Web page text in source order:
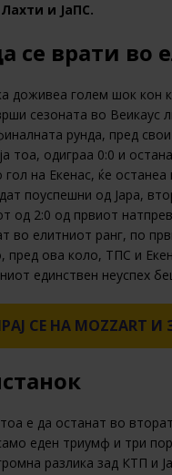
и ЈаПС.
се врати во
голем шок кон
сезоната во
рунда, пред
тоа, одиграа 0:0 и
на Екенас, ќе
поуспешни од Јара,
од 2:0 од првиот
во елитниот ранг, по
пред ова коло, ТПС и
единствен неуспех
СЕ НА MOZZART
е да останат во
еден триумф и три
разлика зад КТП и